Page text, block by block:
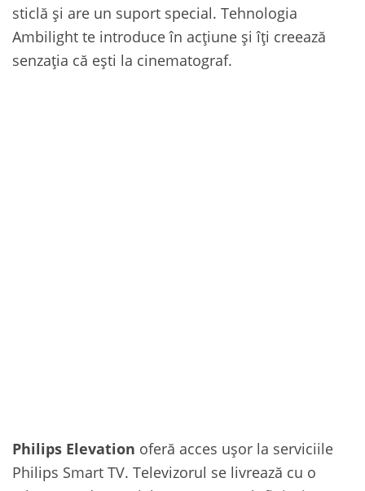
sticlă și are un suport special. Tehnologia
Ambilight te introduce în acțiune și îți creează
senzația că ești la cinematograf.
Philips Elevation oferă acces uşor la serviciile
Philips Smart TV. Televizorul se livrează cu o